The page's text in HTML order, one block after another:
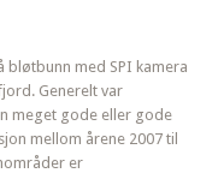
bløtbunn med SPI kamera
Generelt var
meget gode eller gode
mellom årene 2007 til
er